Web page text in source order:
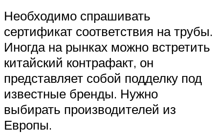
Необходимо спрашивать
сертификат соответствия на трубы.
Иногда на рынках можно встретить
китайский контрафакт, он
представляет собой подделку под
известные бренды. Нужно
выбирать производителей из
Европы.